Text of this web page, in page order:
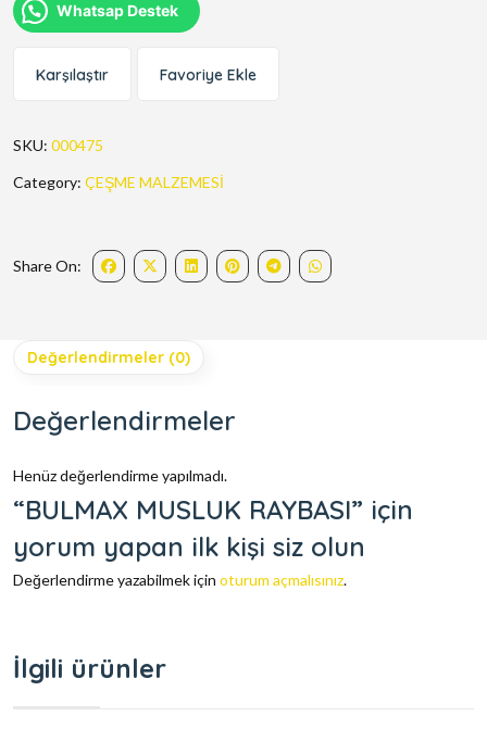
Whatsap Destek
Karşılaştır Favoriye Ekle
SKU: 000475
Category: ÇEŞME MALZEMESİ
Share On:
Değerlendirmeler (0)
Değerlendirmeler
Henüz değerlendirme yapılmadı.
“BULMAX MUSLUK RAYBASI” için
yorum yapan ilk kişi siz olun
Değerlendirme yazabilmek için oturum açmalısınız.
İlgili ürünler